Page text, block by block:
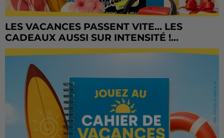
LES VACANCES PASSENT VITE... LES
CADEAUX AUSSI SUR INTENSITÉ !...